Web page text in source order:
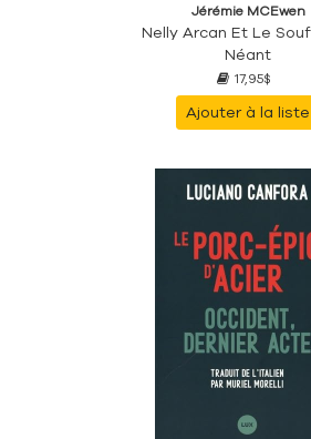
Jérémie MCEwen
Nelly Arcan Et Le
Néant
17,95$
Ajouter à la liste